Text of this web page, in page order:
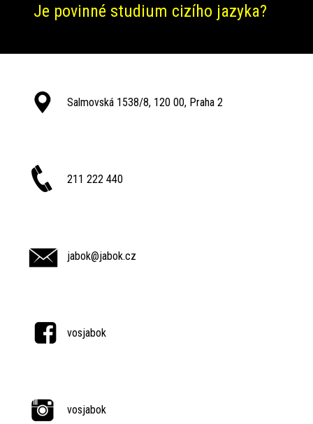
Je povinné studium cizího jazyka?
Salmovská 1538/8, 120 00, Praha 2
211 222 440
jabok@jabok.cz
vosjabok
vosjabok